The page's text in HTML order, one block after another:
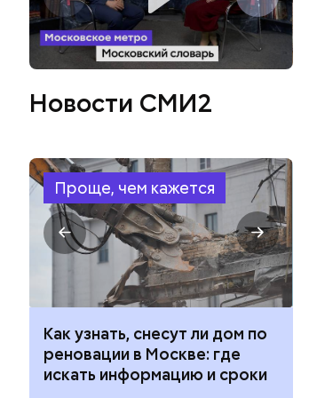
Новости СМИ2
Проще, чем кажется
Как узнать, снесут ли дом по
реновации в Москве: где
искать информацию и сроки